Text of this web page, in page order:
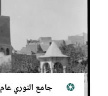
جامع النوري عام ١٩٣٢